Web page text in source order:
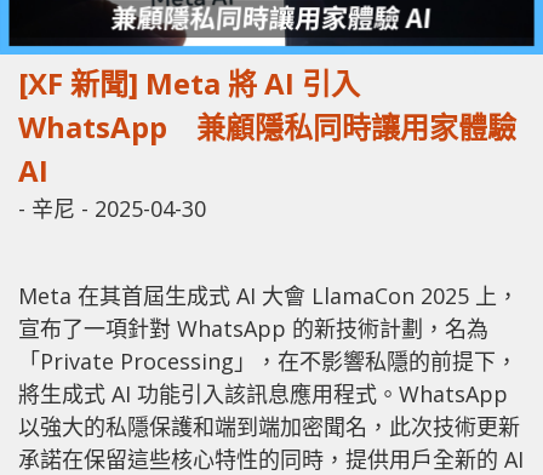
[XF 新聞] Meta 將 AI 引入
WhatsApp 兼顧隱私同時讓用家體驗
AI
- 辛尼 - 2025-04-30
Meta 在其首屆生成式 AI 大會 LlamaCon 2025 上，
宣布了一項針對 WhatsApp 的新技術計劃，名為
「Private Processing」，在不影響私隱的前提下，
將生成式 AI 功能引入該訊息應用程式。WhatsApp
以強大的私隱保護和端到端加密聞名，此次技術更新
承諾在保留這些核心特性的同時，提供用戶全新的 AI